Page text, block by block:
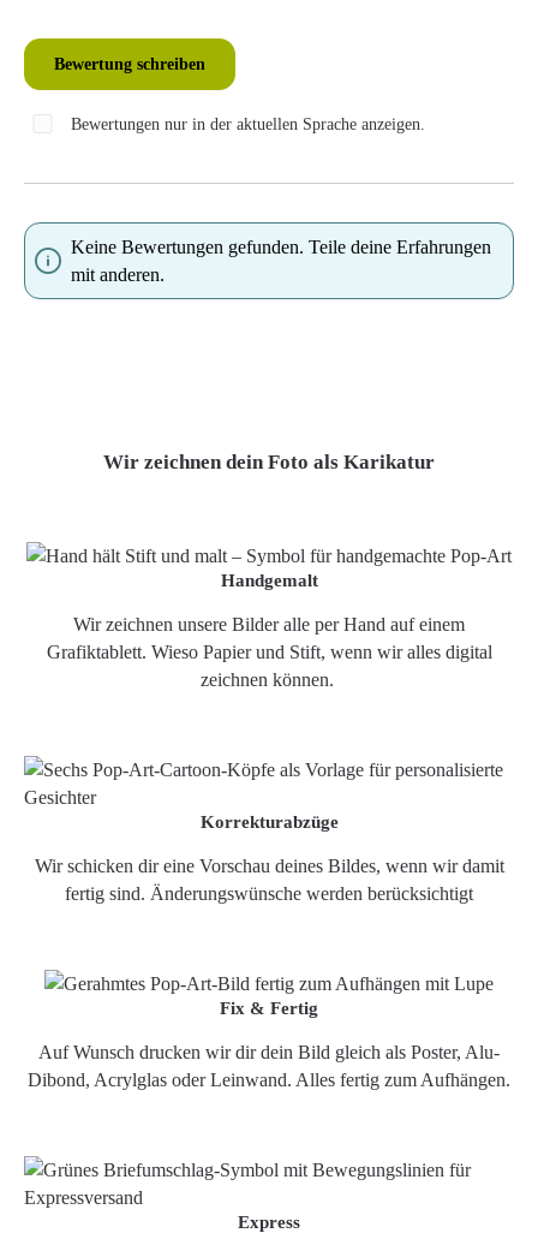
Bewertung schreiben
Bewertungen nur in der aktuellen Sprache anzeigen.
Keine Bewertungen gefunden. Teile deine Erfahrungen
mit anderen.
Wir zeichnen dein Foto als Karikatur
Handgemalt
Wir zeichnen unsere Bilder alle per Hand auf einem
Grafiktablett. Wieso Papier und Stift, wenn wir alles digital
zeichnen können.
Korrekturabzüge
Wir schicken dir eine Vorschau deines Bildes, wenn wir damit
fertig sind. Änderungswünsche werden berücksichtigt
Fix & Fertig
Auf Wunsch drucken wir dir dein Bild gleich als Poster, Alu-
Dibond, Acrylglas oder Leinwand. Alles fertig zum Aufhängen.
Express